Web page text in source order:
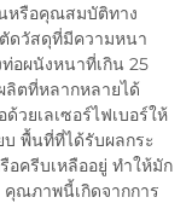
หรือคุณสมบัติทาง
ดวัสดุที่มีความหนา
อผนังหนาที่เกิน 25
ลิตที่หลากหลายได้
วยเลเซอร์ไฟเบอร์ให้
พื้นที่ที่ได้รับผลกระ
ครีบเหลืออยู่ ทำให้มัก
คุณภาพนี้เกิดจากการ